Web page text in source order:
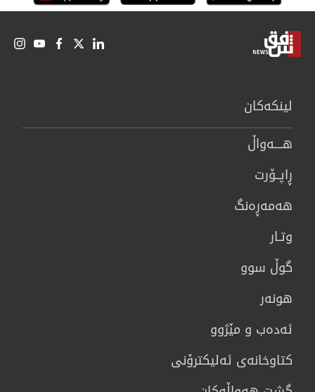
لینكەكان
هــــه‌واڵ
ڕاپــۆرت
هه‌مه‌ڕه‌نگ
وتـار
گوڵ سوو
هونه‌ر
ئەدەب و مێژوو
كتاوخانه‌ی ئه‌ليكترۆنی